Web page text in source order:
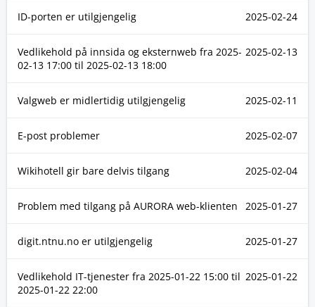
2025-02-24
ID-porten er utilgjengelig
2025-02-13
Vedlikehold på innsida og eksternweb fra 2025-
02-13 17:00 til 2025-02-13 18:00
2025-02-11
Valgweb er midlertidig utilgjengelig
2025-02-07
E-post problemer
2025-02-04
Wikihotell gir bare delvis tilgang
2025-01-27
Problem med tilgang på AURORA web-klienten
2025-01-27
digit.ntnu.no er utilgjengelig
2025-01-22
Vedlikehold IT-tjenester fra 2025-01-22 15:00 til
2025-01-22 22:00